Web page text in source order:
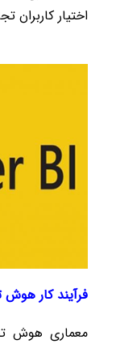
اختیار کاربران
فرآیند کار
معماری هوش